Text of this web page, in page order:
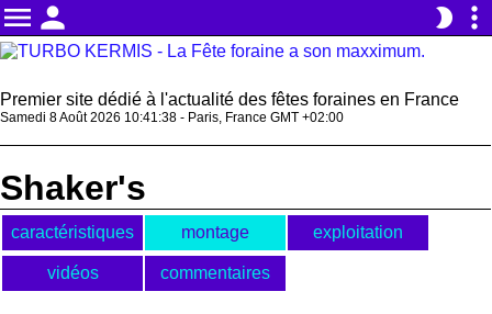
menu person brightness_2 more_vert
Premier site dédié à l'actualité des fêtes foraines en France
Samedi 8 Août 2026 10:41:38 - Paris, France GMT +02:00
Shaker's
caractéristiques montage exploitation
vidéos commentaires